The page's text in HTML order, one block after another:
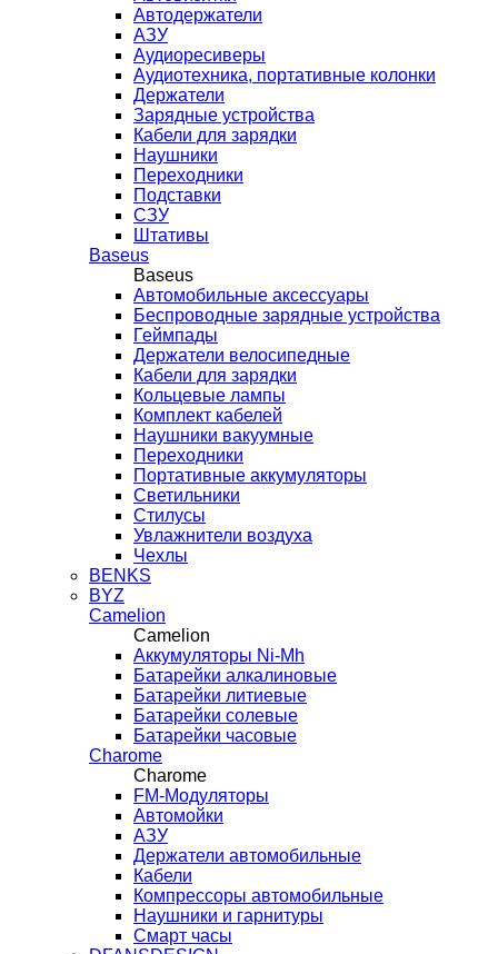
Автодержатели
АЗУ
Аудиоресиверы
Аудиотехника, портативные колонки
Держатели
Зарядные устройства
Кабели для зарядки
Наушники
Переходники
Подставки
СЗУ
Штативы
Baseus
Baseus
Автомобильные аксессуары
Беспроводные зарядные устройства
Геймпады
Держатели велосипедные
Кабели для зарядки
Кольцевые лампы
Комплект кабелей
Наушники вакуумные
Переходники
Портативные аккумуляторы
Светильники
Стилусы
Увлажнители воздуха
Чехлы
BENKS
BYZ
Camelion
Camelion
Аккумуляторы Ni-Mh
Батарейки алкалиновые
Батарейки литиевые
Батарейки солевые
Батарейки часовые
Charome
Charome
FM-Модуляторы
Автомойки
АЗУ
Держатели автомобильные
Кабели
Компрессоры автомобильные
Наушники и гарнитуры
Смарт часы